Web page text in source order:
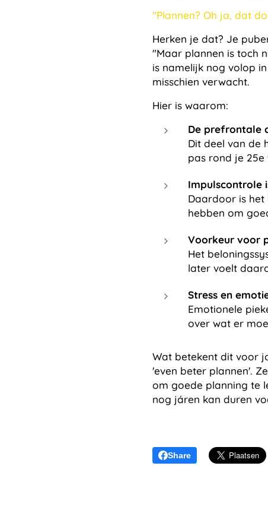
"Plannen? Oh ja, dat
Herken je dat? Je
"Maar plannen is toch
is namelijk nog volop
misschien verwacht.
Hier is waarom:
De prefrontale
Dit deel van de
pas rond je
Impulscontrole
Daardoor is het
hebben om
Voorkeur voor
Het
later voelt
Stress en
Emotionele
over wat er
Wat betekent dit voor
'even beter plannen'.
om goede planning te
nog járen kan duren
Share